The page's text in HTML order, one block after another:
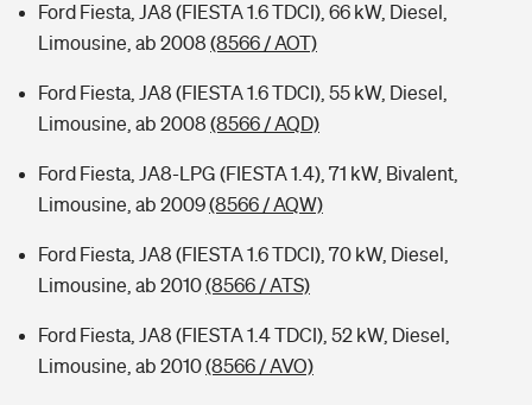
Ford Fiesta, JA8 (FIESTA 1.6 TDCI), 66 kW, Diesel,
Limousine, ab 2008 (8566 / AOT)
Ford Fiesta, JA8 (FIESTA 1.6 TDCI), 55 kW, Diesel,
Limousine, ab 2008 (8566 / AQD)
Ford Fiesta, JA8-LPG (FIESTA 1.4), 71 kW, Bivalent,
Limousine, ab 2009(8566 / AQW)
Ford Fiesta, JA8 (FIESTA 1.6 TDCI), 70 kW, Diesel,
Limousine, ab 2010(8566 / ATS)
Ford Fiesta, JA8 (FIESTA 1.4 TDCI), 52 kW, Diesel,
Limousine, ab 2010(8566 / AVO)